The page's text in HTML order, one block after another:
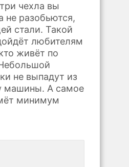
чехла вы
не разобьются,
стали. Такой
любителям
живёт по
не выпадут из
машины. А самое
минимум